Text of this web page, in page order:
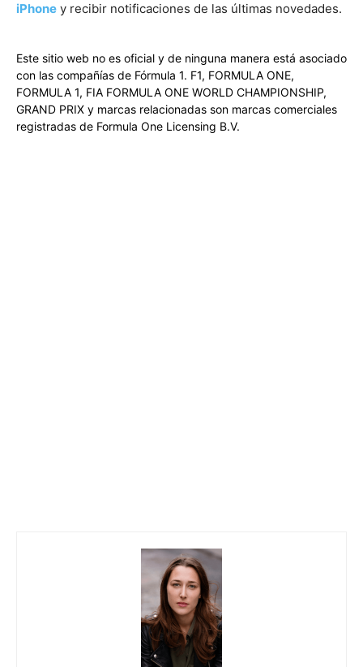
iPhone y recibir notificaciones de las últimas novedades.
Este sitio web no es oficial y de ninguna manera está asociado
con las compañías de Fórmula 1. F1, FORMULA ONE,
FORMULA 1, FIA FORMULA ONE WORLD CHAMPIONSHIP,
GRAND PRIX y marcas relacionadas son marcas comerciales
registradas de Formula One Licensing B.V.